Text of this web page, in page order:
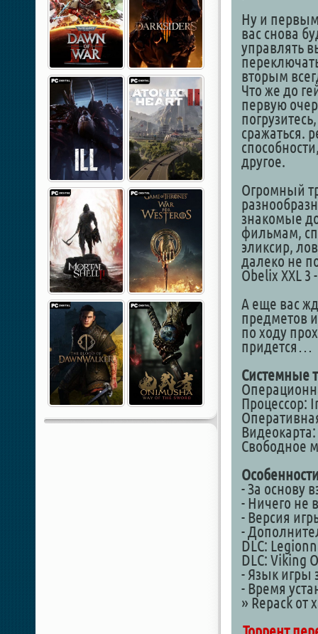
Ну и первым
вас снова
управлять
вторым
Что же до
первую
сражаться.
другое.
Огромный
знакомые
фильмам,
эликсир,
далеко не
Obelix XXL
А еще вас
предметов
по ходу
придется…
Системные
Процессор:
Видеокарта:
Свободное
- За основу
- Ничего не
- Версия
-
DLC:
DLC: Viking
- Язык игры
- Время
» Repack от